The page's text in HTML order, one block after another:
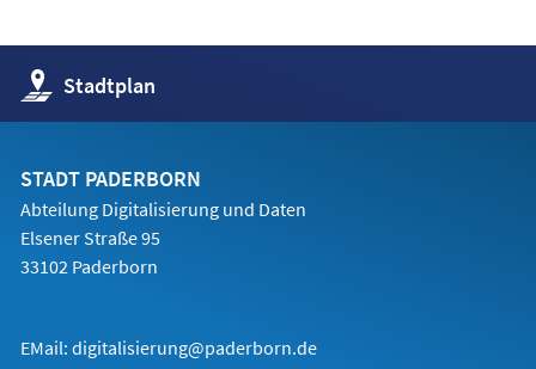
Stadtplan
(Öffnet
in
einem
Tab)
STADT PADERBORN
Abteilung Digitalisierung und Daten
Elsener Straße 95
33102 Paderborn
EMail: digitalisierung@paderborn.de